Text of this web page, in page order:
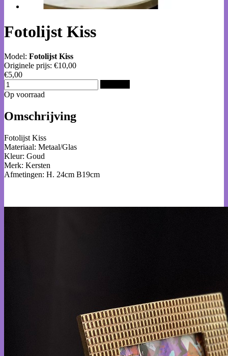
Fotolijst Kiss
Model: Fotolijst Kiss
Originele prijs: €10,00
€5,00
Op voorraad
Omschrijving
Fotolijst Kiss
Materiaal: Metaal/Glas
Kleur: Goud
Merk: Kersten
Afmetingen: H. 24cm B19cm